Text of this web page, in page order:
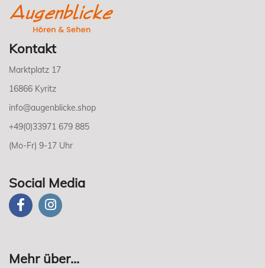
Kontakt
Marktplatz 17
16866 Kyritz
info@augenblicke.shop
+49(0)33971 679 885
(Mo-Fr) 9-17 Uhr
Social Media
Mehr über...